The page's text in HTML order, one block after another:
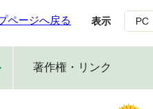
ページへ戻る 表示 PC
著作権・リンク